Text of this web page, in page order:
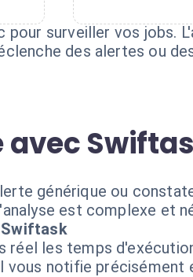
pour surveiller vos jobs.
des alertes ou
avec
générique ou
est complexe et
réel les temps
vous notifie précisément